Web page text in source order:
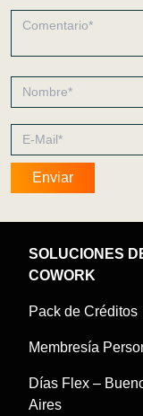
SOLUCIONES
COWORK
Pack de Créditos
Membresía
Días Flex –
Aires